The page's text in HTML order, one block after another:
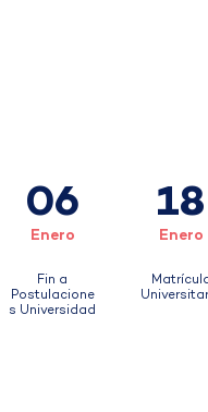
06
Enero
Fin a
Postulacione
s Universidad
18
Enero